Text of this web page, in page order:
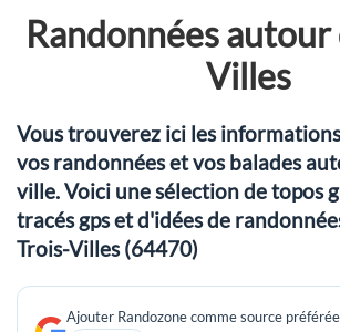
Randonnées autour
Villes
Vous trouverez ici les
vos randonnées et vos balades
ville. Voici une sélection de topos
tracés gps et d'idées de
Trois-Villes (64470)
Ajouter Randozone comme source